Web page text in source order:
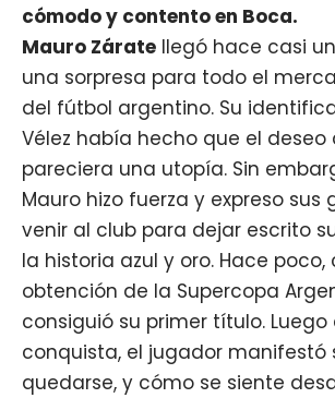
cómodo y contento en Boca.
Mauro Zárate llegó hace casi
una sorpresa para todo el
del fútbol argentino. Su
Vélez había hecho que el deseo
pareciera una utopía. Sin
Mauro hizo fuerza y expreso sus
venir al club para dejar escrito
la historia azul y oro. Hace poco,
obtención de la Supercopa
consiguió su primer título. Luego
conquista, el jugador manifestó
quedarse, y cómo se siente